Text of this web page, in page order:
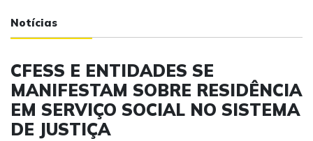
Notícias
CFESS E ENTIDADES SE
MANIFESTAM SOBRE RESIDÊNCIA
EM SERVIÇO SOCIAL NO SISTEMA
DE JUSTIÇA